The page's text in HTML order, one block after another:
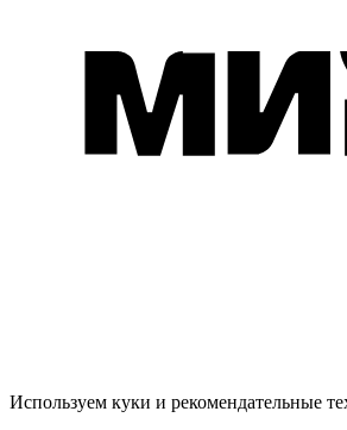
Используем куки и рекомендательные